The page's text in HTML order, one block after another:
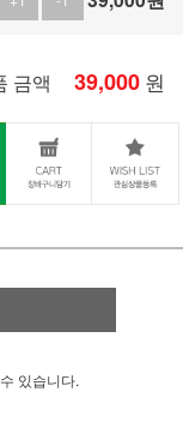
금액 39,000 원
있습니다.